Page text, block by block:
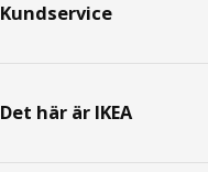
Kundservice
Det här är IKEA